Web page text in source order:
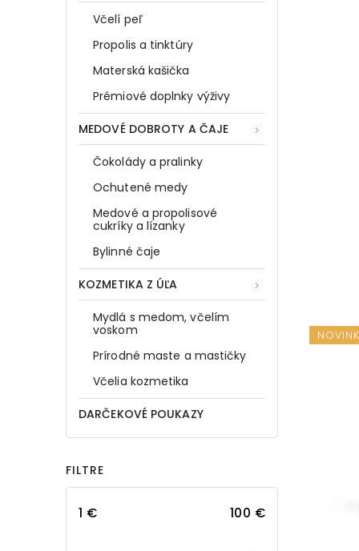
Včelí peľ
Propolis a tinktúry
Materská kašička
Prémiové doplnky výživy
MEDOVÉ DOBROTY A ČAJE
Čokolády a pralinky
Ochutené medy
Medové a propolisové
cukríky a lízanky
Bylinné čaje
KOZMETIKA Z ÚĽA
Mydlá s medom, včelím
voskom
Prírodné maste a mastičky
Včelia kozmetika
DARČEKOVÉ POUKAZY
FILTRE
1 € 100 €